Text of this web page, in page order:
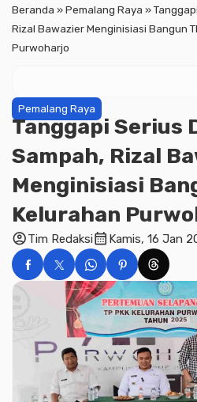
Beranda »Pemalang Raya »
Rizal Bawazier Menginisiasi Bangun
Purwoharjo
Pemalang Raya
Tanggapi Serius
Sampah, Rizal
Menginisiasi
Kelurahan
account_circleTim Redaksicalendar_month Kamis, 16 Jan